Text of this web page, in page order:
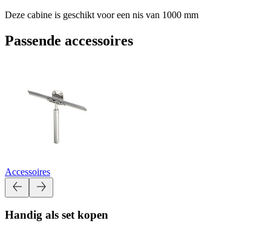
Deze cabine is geschikt voor een nis van 1000 mm
Passende accessoires
Accessoires
Handig als set kopen